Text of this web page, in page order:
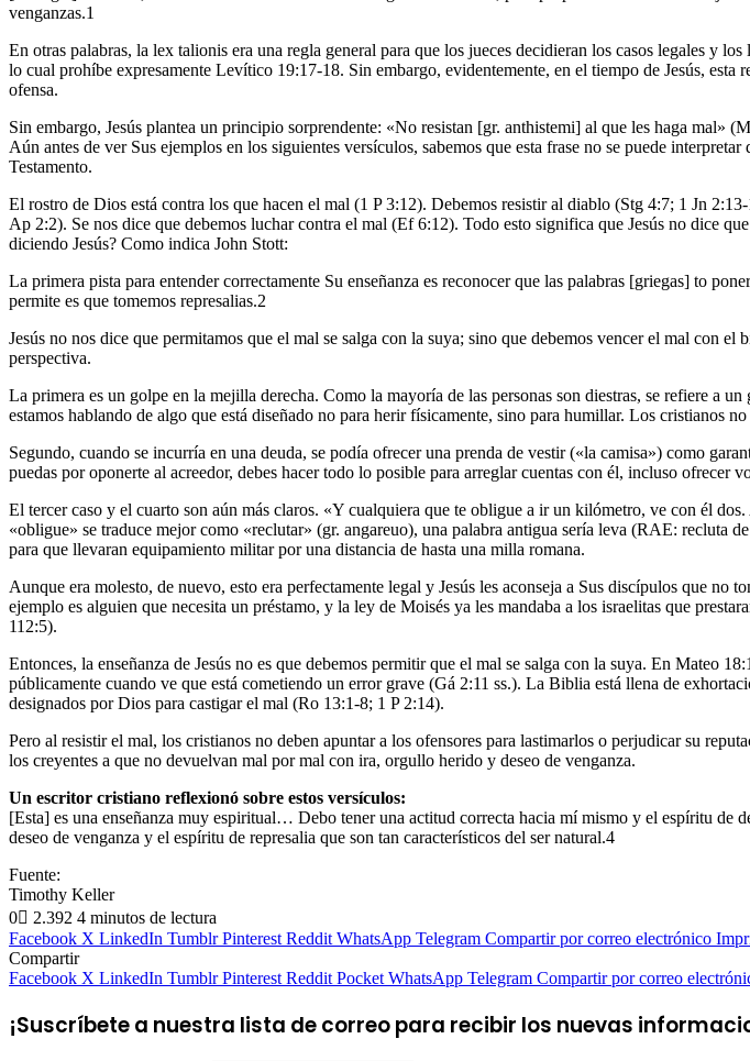
venganzas.1
En otras palabras, la lex talionis era una regla general para que los jueces decidieran los casos legales y
lo cual prohíbe expresamente Levítico 19:17-18. Sin embargo, evidentemente, en el tiempo de Jesús,
ofensa.
Sin embargo, Jesús plantea un principio sorprendente: «No resistan [gr. anthistemi] al que les haga mal»
Aún antes de ver Sus ejemplos en los siguientes versículos, sabemos que esta frase no se puede
Testamento.
El rostro de Dios está contra los que hacen el mal (1 P 3:12). Debemos resistir al diablo (Stg 4:7; 1 Jn
Ap 2:2). Se nos dice que debemos luchar contra el mal (Ef 6:12). Todo esto significa que Jesús no dice
diciendo Jesús? Como indica John Stott:
La primera pista para entender correctamente Su enseñanza es reconocer que las palabras [griegas] to
permite es que tomemos represalias.2
Jesús no nos dice que permitamos que el mal se salga con la suya; sino que debemos vencer el mal con
perspectiva.
La primera es un golpe en la mejilla derecha. Como la mayoría de las personas son diestras, se refiere a
estamos hablando de algo que está diseñado no para herir físicamente, sino para humillar. Los cristianos no
Segundo, cuando se incurría en una deuda, se podía ofrecer una prenda de vestir («la camisa») como
puedas por oponerte al acreedor, debes hacer todo lo posible para arreglar cuentas con él, incluso ofrecer
El tercer caso y el cuarto son aún más claros. «Y cualquiera que te obligue a ir un kilómetro, ve con él
«obligue» se traduce mejor como «reclutar» (gr. angareuo), una palabra antigua sería leva (RAE: recluta
para que llevaran equipamiento militar por una distancia de hasta una milla romana.
Aunque era molesto, de nuevo, esto era perfectamente legal y Jesús les aconseja a Sus discípulos que
ejemplo es alguien que necesita un préstamo, y la ley de Moisés ya les mandaba a los israelitas que
112:5).
Entonces, la enseñanza de Jesús no es que debemos permitir que el mal se salga con la suya. En Mateo
públicamente cuando ve que está cometiendo un error grave (Gá 2:11 ss.). La Biblia está llena de
designados por Dios para castigar el mal (Ro 13:1-8; 1 P 2:14).
Pero al resistir el mal, los cristianos no deben apuntar a los ofensores para lastimarlos o perjudicar su
los creyentes a que no devuelvan mal por mal con ira, orgullo herido y deseo de venganza.
Un escritor cristiano reflexionó sobre estos versículos:
[Esta] es una enseñanza muy espiritual… Debo tener una actitud correcta hacia mí mismo y el espíritu de
deseo de venganza y el espíritu de represalia que son tan característicos del ser natural.4
Fuente:
Timothy Keller
0
2.392 4 minutos de lectura
Facebook X LinkedIn Tumblr Pinterest Reddit WhatsApp Telegram Compartir por correo electrónico
Compartir
Facebook X LinkedIn Tumblr Pinterest Reddit Pocket WhatsApp Telegram Compartir por correo
¡Suscríbete a nuestra lista de correo para recibir los nuevas